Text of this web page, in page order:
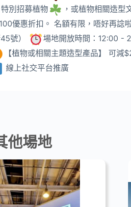
別招募植物 ，或植物相關造型
優惠折扣。 名額有限，唔好再諗
號） 場地開放時間：12:00 -
【植物或相關主題造型產品】 可減
線上社交平台推廣
他場地